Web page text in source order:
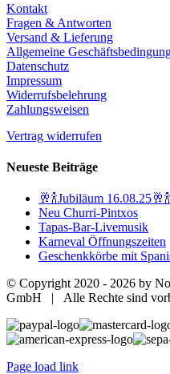
Kontakt
Fragen & Antworten
Versand & Lieferung
Allgemeine
Datenschutz
Impressum
Widerrufsbelehrung
Zahlungsweisen
Vertrag widerrufen
Neueste Beiträge
🥂🍾Jubiläum 16.08.25🥂🍾
Neu Churri-Pintxos
Tapas-Bar-Livemusik
Karneval Öffnungszeiten
Geschenkkörbe mit
© Copyright 2020 - 2026 by
GmbH | Alle Rechte sind
Page load link